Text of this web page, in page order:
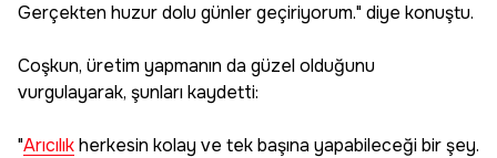
Gerçekten huzur dolu günler geçiriyorum." diye konuştu.
Coşkun, üretim yapmanın da güzel olduğunu
vurgulayarak, şunları kaydetti:
"Arıcılıkherkesin kolay ve tek başına yapabileceği bir şey.